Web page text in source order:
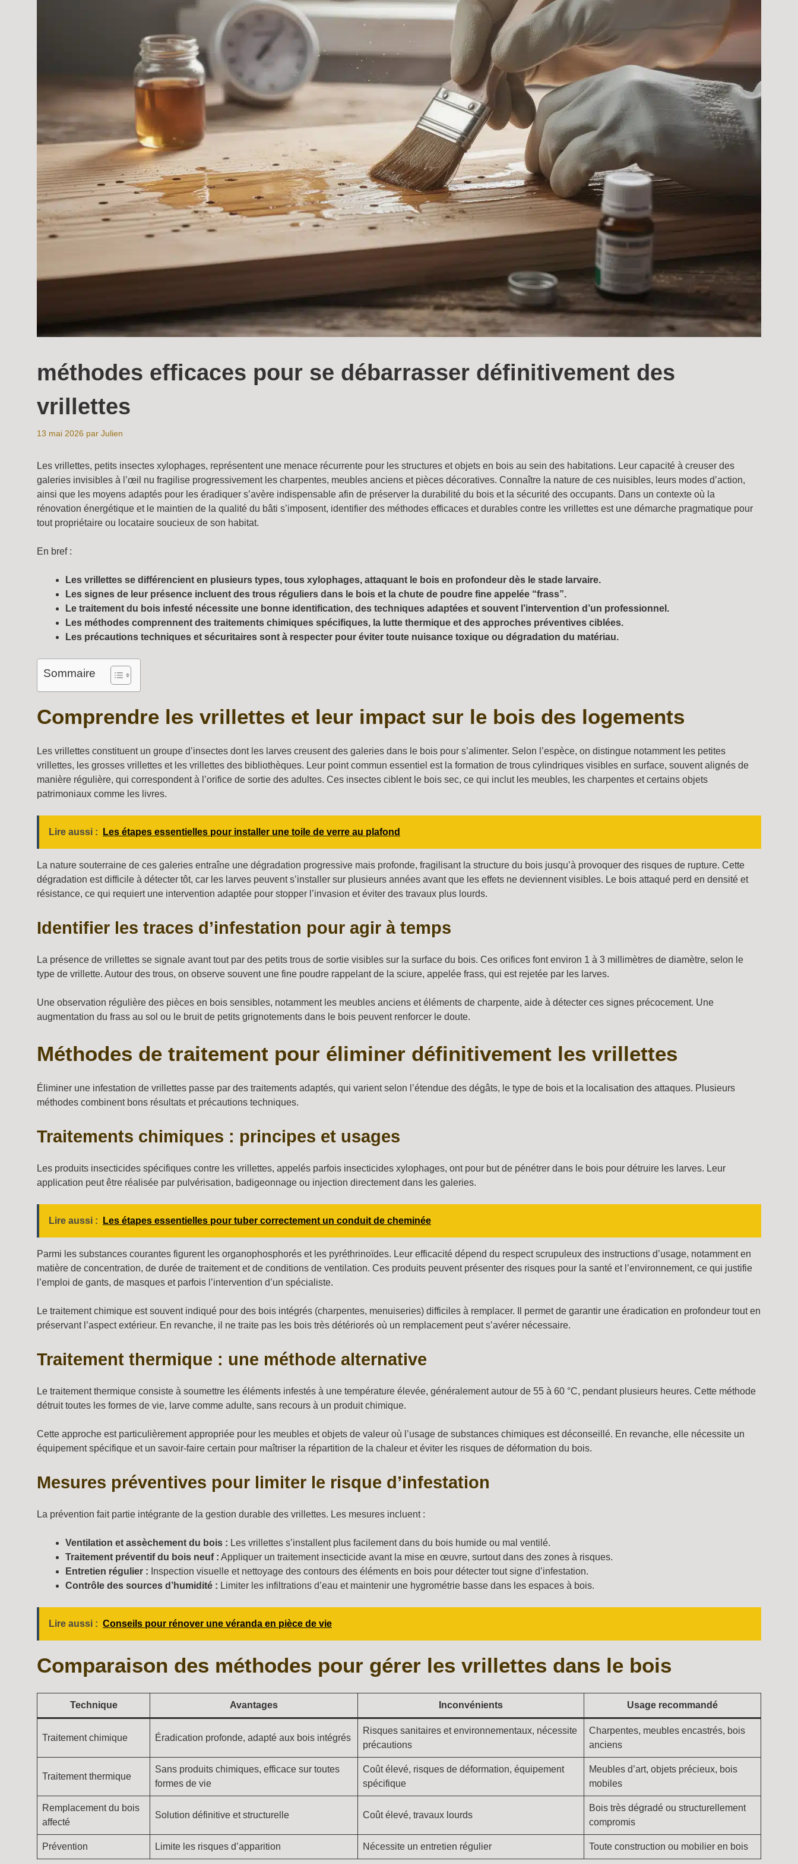
méthodes efficaces pour se débarrasser définitivement des
vrillettes
13 mai 2026 par Julien
Les vrillettes, petits insectes xylophages, représentent une menace récurrente pour les structures et objets en bois au sein des habitations. Leur capacité à creuser des
galeries invisibles à l’œil nu fragilise progressivement les charpentes, meubles anciens et pièces décoratives. Connaître la nature de ces nuisibles, leurs modes d’action,
ainsi que les moyens adaptés pour les éradiquer s’avère indispensable afin de préserver la durabilité du bois et la sécurité des occupants. Dans un contexte où la
rénovation énergétique et le maintien de la qualité du bâti s’imposent, identifier des méthodes efficaces et durables contre les vrillettes est une démarche pragmatique pour
tout propriétaire ou locataire soucieux de son habitat.
En bref :
Les vrillettes se différencient en plusieurs types, tous xylophages, attaquant le bois en profondeur dès le stade larvaire.
Les signes de leur présence incluent des trous réguliers dans le bois et la chute de poudre fine appelée “frass”.
Le traitement du bois infesté nécessite une bonne identification, des techniques adaptées et souvent l’intervention d’un professionnel.
Les méthodes comprennent des traitements chimiques spécifiques, la lutte thermique et des approches préventives ciblées.
Les précautions techniques et sécuritaires sont à respecter pour éviter toute nuisance toxique ou dégradation du matériau.
Sommaire
Comprendre les vrillettes et leur impact sur le bois des logements
Les vrillettes constituent un groupe d’insectes dont les larves creusent des galeries dans le bois pour s’alimenter. Selon l’espèce, on distingue notamment les petites
vrillettes, les grosses vrillettes et les vrillettes des bibliothèques. Leur point commun essentiel est la formation de trous cylindriques visibles en surface, souvent alignés de
manière régulière, qui correspondent à l’orifice de sortie des adultes. Ces insectes ciblent le bois sec, ce qui inclut les meubles, les charpentes et certains objets
patrimoniaux comme les livres.
Lire aussi : Les étapes essentielles pour installer une toile de verre au plafond
La nature souterraine de ces galeries entraîne une dégradation progressive mais profonde, fragilisant la structure du bois jusqu’à provoquer des risques de rupture. Cette
dégradation est difficile à détecter tôt, car les larves peuvent s’installer sur plusieurs années avant que les effets ne deviennent visibles. Le bois attaqué perd en densité et
résistance, ce qui requiert une intervention adaptée pour stopper l’invasion et éviter des travaux plus lourds.
Identifier les traces d’infestation pour agir à temps
La présence de vrillettes se signale avant tout par des petits trous de sortie visibles sur la surface du bois. Ces orifices font environ 1 à 3 millimètres de diamètre, selon le
type de vrillette. Autour des trous, on observe souvent une fine poudre rappelant de la sciure, appelée frass, qui est rejetée par les larves.
Une observation régulière des pièces en bois sensibles, notamment les meubles anciens et éléments de charpente, aide à détecter ces signes précocement. Une
augmentation du frass au sol ou le bruit de petits grignotements dans le bois peuvent renforcer le doute.
Méthodes de traitement pour éliminer définitivement les vrillettes
Éliminer une infestation de vrillettes passe par des traitements adaptés, qui varient selon l’étendue des dégâts, le type de bois et la localisation des attaques. Plusieurs
méthodes combinent bons résultats et précautions techniques.
Traitements chimiques : principes et usages
Les produits insecticides spécifiques contre les vrillettes, appelés parfois insecticides xylophages, ont pour but de pénétrer dans le bois pour détruire les larves. Leur
application peut être réalisée par pulvérisation, badigeonnage ou injection directement dans les galeries.
Lire aussi : Les étapes essentielles pour tuber correctement un conduit de cheminée
Parmi les substances courantes figurent les organophosphorés et les pyréthrinoïdes. Leur efficacité dépend du respect scrupuleux des instructions d’usage, notamment en
matière de concentration, de durée de traitement et de conditions de ventilation. Ces produits peuvent présenter des risques pour la santé et l’environnement, ce qui justifie
l’emploi de gants, de masques et parfois l’intervention d’un spécialiste.
Le traitement chimique est souvent indiqué pour des bois intégrés (charpentes, menuiseries) difficiles à remplacer. Il permet de garantir une éradication en profondeur tout en
préservant l’aspect extérieur. En revanche, il ne traite pas les bois très détériorés où un remplacement peut s’avérer nécessaire.
Traitement thermique : une méthode alternative
Le traitement thermique consiste à soumettre les éléments infestés à une température élevée, généralement autour de 55 à 60 °C, pendant plusieurs heures. Cette méthode
détruit toutes les formes de vie, larve comme adulte, sans recours à un produit chimique.
Cette approche est particulièrement appropriée pour les meubles et objets de valeur où l’usage de substances chimiques est déconseillé. En revanche, elle nécessite un
équipement spécifique et un savoir-faire certain pour maîtriser la répartition de la chaleur et éviter les risques de déformation du bois.
Mesures préventives pour limiter le risque d’infestation
La prévention fait partie intégrante de la gestion durable des vrillettes. Les mesures incluent :
Ventilation et assèchement du bois : Les vrillettes s’installent plus facilement dans du bois humide ou mal ventilé.
Traitement préventif du bois neuf : Appliquer un traitement insecticide avant la mise en œuvre, surtout dans des zones à risques.
Entretien régulier : Inspection visuelle et nettoyage des contours des éléments en bois pour détecter tout signe d’infestation.
Contrôle des sources d’humidité : Limiter les infiltrations d’eau et maintenir une hygrométrie basse dans les espaces à bois.
Lire aussi : Conseils pour rénover une véranda en pièce de vie
Comparaison des méthodes pour gérer les vrillettes dans le bois
Technique Avantages Inconvénients Usage recommandé
Traitement chimique Éradication profonde, adapté aux bois intégrés
Risques sanitaires et environnementaux, nécessite
précautions
Charpentes, meubles encastrés, bois
anciens
Traitement thermique
Sans produits chimiques, efficace sur toutes
formes de vie
Coût élevé, risques de déformation, équipement
spécifique
Meubles d’art, objets précieux, bois
mobiles
Remplacement du bois
affecté
Solution définitive et structurelle Coût élevé, travaux lourds
Bois très dégradé ou structurellement
compromis
Prévention Limite les risques d’apparition Nécessite un entretien régulier Toute construction ou mobilier en bois